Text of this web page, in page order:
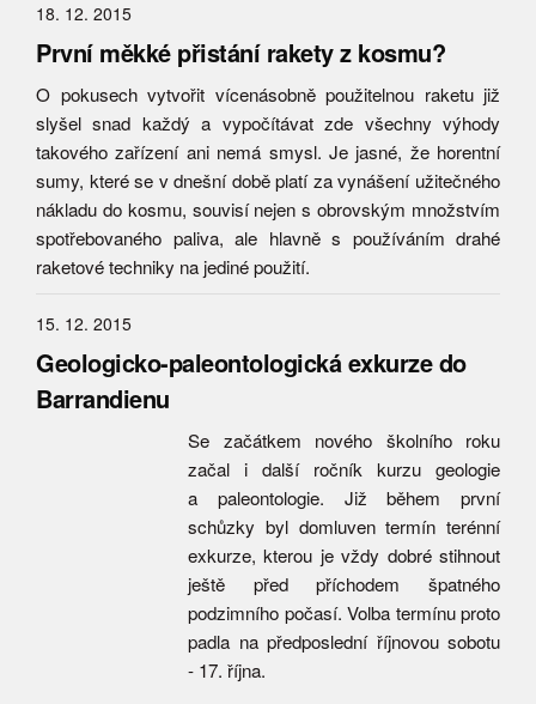
18. 12. 2015
První měkké přistání rakety z kosmu?
O pokusech vytvořit vícenásobně použitelnou raketu již
slyšel snad každý a vypočítávat zde všechny výhody
takového zařízení ani nemá smysl. Je jasné, že horentní
sumy, které se v dnešní době platí za vynášení užitečného
nákladu do kosmu, souvisí nejen s obrovským množstvím
spotřebovaného paliva, ale hlavně s používáním drahé
raketové techniky na jediné použití.
15. 12. 2015
Geologicko-paleontologická exkurze do
Barrandienu
Se začátkem nového školního roku
začal i další ročník kurzu geologie
a paleontologie. Již během první
schůzky byl domluven termín terénní
exkurze, kterou je vždy dobré stihnout
ještě před příchodem špatného
podzimního počasí. Volba termínu proto
padla na předposlední říjnovou sobotu
- 17. října.